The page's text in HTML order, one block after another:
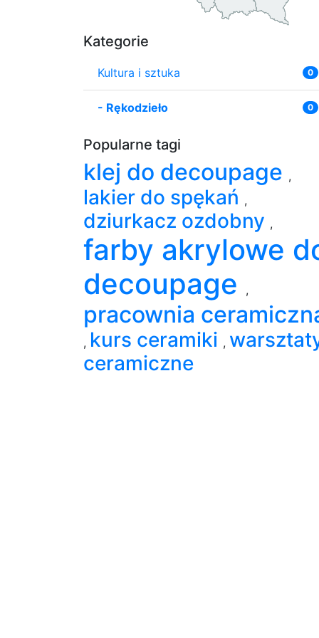
Kategorie
Kultura i sztuka 0
- Rękodzieło 0
Popularne tagi
klej do decoupage ,
lakier do spękań ,
dziurkacz ozdobny ,
farby akrylowe
decoupage
,
pracownia
, kurs ceramiki ,
ceramiczne